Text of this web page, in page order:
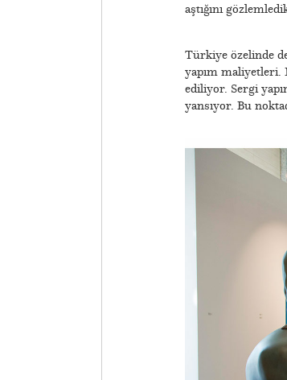
aştığını
Türkiye özelinde
yapım maliyetleri.
ediliyor. Sergi
yansıyor. Bu